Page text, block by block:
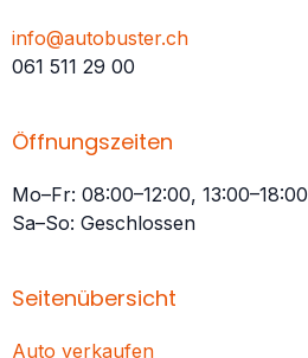
info@autobuster.ch
061 511 29 00
Öffnungszeiten
Mo–Fr: 08:00–12:00, 13:00–18:00
Sa–So: Geschlossen
Seitenübersicht
Auto verkaufen